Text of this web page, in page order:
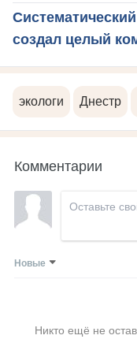
создал целый
экологи Днестр
Комментарии
Новые
Никто ещё не